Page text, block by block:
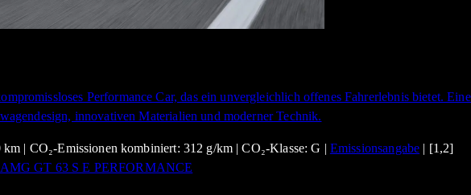
Performance Car, das ein unvergleichlich offenes Fahrerlebnis bietet.
innovativen Materialien und moderner Technik.
| CO₂-Emissionen kombiniert: 312 g/km | CO₂-Klasse: G | Emissionsangabe | [1,2]